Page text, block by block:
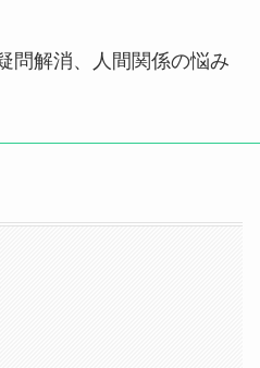
問解消、人間関係の悩み